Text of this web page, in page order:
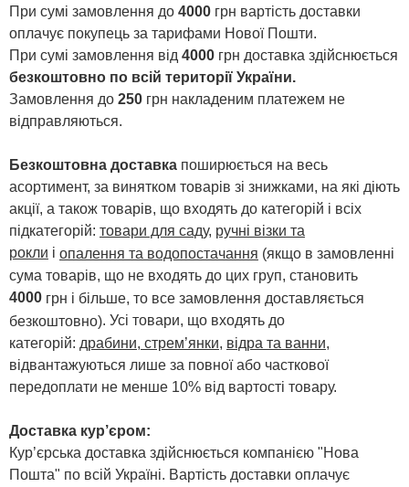
При сумі замовлення до 4000 грн вартість доставки
оплачує покупець за тарифами Нової Пошти.
При сумі замовлення від 4000 грн доставка здійснюється
безкоштовно по всій території України.
Замовлення до 250 грн накладеним платежем не
відправляються.
Безкоштовна доставка поширюється на весь
асортимент, за винятком товарів зі знижками, на які діють
акції, а також товарів, що входять до категорій і всіх
підкатегорій: товари для саду, ручні візки та
рокли і опалення та водопостачання (якщо в замовленні
сума товарів, що не входять до цих груп, становить
4000 грн і більше, то все замовлення доставляється
безкоштовно). Усі товари, що входять до
категорій: драбини, стрем’янки, відра та ванни,
відвантажуються лише за повної або часткової
передоплати не менше 10% від вартості товару.
Доставка кур’єром:
Кур’єрська доставка здійснюється компанією "Нова
Пошта" по всій Україні. Вартість доставки оплачує